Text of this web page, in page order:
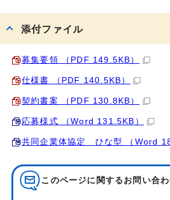
添付ファイル
募集要領 （PDF 149.5KB）
仕様書 （PDF 140.5KB）
契約書案 （PDF 130.8KB）
応募様式 （Word 131.5KB）
共同企業体協定 ひな型 （Word
このページに関する お問い合